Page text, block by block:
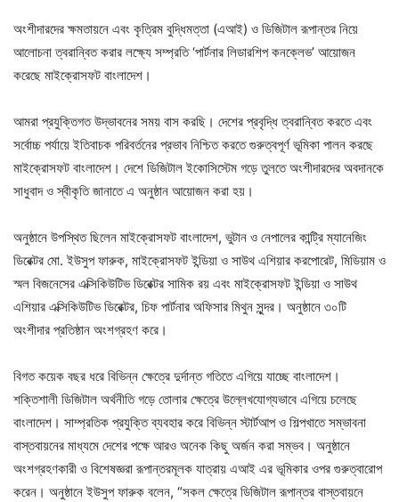
অংশীদারদের ক্ষমতায়নে এবং কৃত্রিম বুদ্ধিমত্তা (এআই) ও ডিজিটাল রূপান্তর নিয়ে
আলোচনা ত্বরান্বিত করার লক্ষ্যে সম্প্রতি ‘পার্টনার লিডারশিপ কনক্লেভ’ আয়োজন
করেছে মাইক্রোসফট বাংলাদেশ।
আমরা প্রযুক্তিগত উদ্ভাবনের সময় বাস করছি। দেশের প্রবৃদ্ধি ত্বরান্বিত করতে এবং
সর্বোচ্চ পর্যায়ে ইতিবাচক পরিবর্তনের প্রভাব নিশ্চিত করতে গুরুত্বপূর্ণ ভূমিকা পালন করছে
মাইক্রোসফট বাংলাদেশ। দেশে ডিজিটাল ইকোসিস্টেম গড়ে তুলতে অংশীদারদের অবদানকে
সাধুবাদ ও স্বীকৃতি জানাতে এ অনুষ্ঠান আয়োজন করা হয়।
অনুষ্ঠানে উপস্থিত ছিলেন মাইক্রোসফট বাংলাদেশ, ভুটান ও নেপালের কান্ট্রি ম্যানেজিং
ডিরেক্টর মো. ইউসুপ ফারুক, মাইক্রোসফট ইন্ডিয়া ও সাউথ এশিয়ার করপোরেট, মিডিয়াম ও
স্মল বিজনেসের এক্সিকিউটিভ ডিরেক্টর সামিক রয় এবং মাইক্রোসফট ইন্ডিয়া ও সাউথ
এশিয়ার এক্সিকিউটিভ ডিরেক্টর, চিফ পার্টনার অফিসার মিথুন সুন্দর। অনুষ্ঠানে ৩০টি
অংশীদার প্রতিষ্ঠান অংশগ্রহণ করে।
বিগত কয়েক বছর ধরে বিভিন্ন ক্ষেত্রে দুর্দান্ত গতিতে এগিয়ে যাচ্ছে বাংলাদেশ।
শক্তিশালী ডিজিটাল অর্থনীতি গড়ে তোলার ক্ষেত্রে উল্লেখযোগ্যভাবে এগিয়ে চলেছে
বাংলাদেশ। সাম্প্রতিক প্রযুক্তি ব্যবহার করে বিভিন্ন স্টার্টআপ ও শিল্পখাতে সম্ভাবনা
বাস্তবায়নের মাধ্যমে দেশের পক্ষে আরও অনেক কিছু অর্জন করা সম্ভব। অনুষ্ঠানে
অংশগ্রহণকারী ও বিশেষজ্ঞরা রূপান্তরমূলক যাত্রায় এআই এর ভূমিকার ওপর গুরুত্বারোপ
করেন। অনুষ্ঠানে ইউসুপ ফারুক বলেন, “সকল ক্ষেত্রে ডিজিটাল রূপান্তর বাস্তবায়নে